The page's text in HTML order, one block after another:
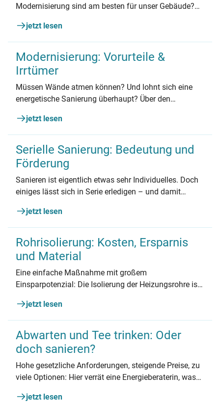
Modernisierung sind am besten für unser Gebäude?
Eigentümergemeinschaft überzeugt werden?
Antworten auf die wichtigsten Fragen.
jetzt lesen
Modernisierung: Vorurteile &
Irrtümer
Müssen Wände atmen können? Und lohnt sich eine
energetische Sanierung überhaupt? Über den
Sanierungsmaßnahmen existieren viele Gerüchte und
Irrtümer. Doch sind diese Modernisierungsvorurteile
wirklich wahr?
jetzt lesen
Serielle Sanierung: Bedeutung und
Förderung
Sanieren ist eigentlich etwas sehr Individuelles. Doch
einiges lässt sich in Serie erledigen – und damit
Förderung für das sogenannte serielle Sanieren.
jetzt lesen
Rohrisolierung: Kosten, Ersparnis
und Material
Eine einfache Maßnahme mit großem
Einsparpotenzial: Die Isolierung der Heizungsrohre ist
sich oft schon im ersten Jahr. Wir zeigen, wie es geht
und wie viel Sie sparen können und welches Material
das richtige für Sie ist.
jetzt lesen
Abwarten und Tee trinken: Oder
doch sanieren?
Hohe gesetzliche Anforderungen, steigende Preise, zu
viele Optionen: Hier verrät eine Energieberaterin, was
jetzt lesen